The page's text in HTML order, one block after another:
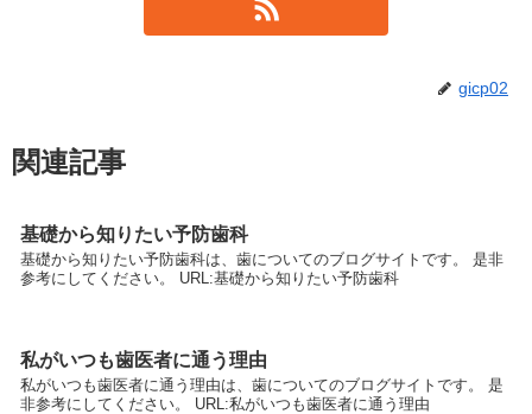
gicp02
関連記事
基礎から知りたい予防歯科
基礎から知りたい予防歯科は、歯についてのブログサイトです。 是非
参考にしてください。 URL:基礎から知りたい予防歯科
私がいつも歯医者に通う理由
私がいつも歯医者に通う理由は、歯についてのブログサイトです。 是
非参考にしてください。 URL:私がいつも歯医者に通う理由